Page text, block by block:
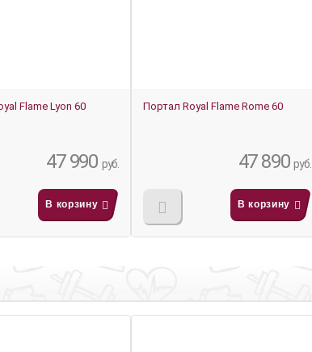
Flame Lyon 60
47 990 руб.
В корзину
Портал Royal Flame Rome 60
47 890руб.
В корзину